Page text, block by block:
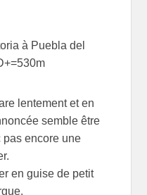
à Puebla del
lentement et en
semble être
pas encore une
en guise de petit